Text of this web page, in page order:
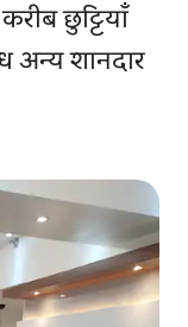
छुट्टियाँ
अन्य शानदार